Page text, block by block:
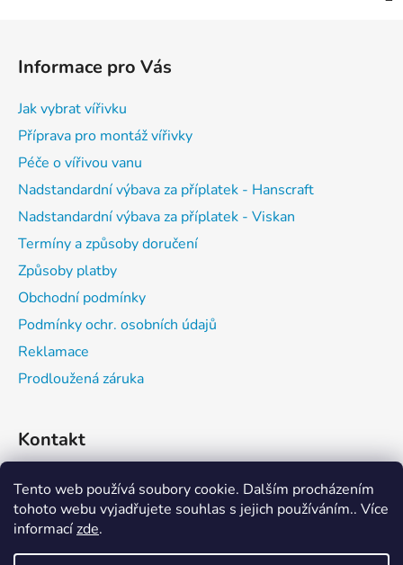
Tento web používá soubory cookie. Dalším procházením
tohoto webu vyjadřujete souhlas s jejich používáním.. Více
informacízde.
Informace pro Vás
Jak vybrat vířivku
Příprava pro montáž vířivky
Péče o vířivou vanu
Nadstandardní výbava za příplatek - Hanscraft
Nadstandardní výbava za příplatek - Viskan
Termíny a způsoby doručení
Způsoby platby
Obchodní podmínky
Podmínky ochr. osobních údajů
Reklamace
Prodloužená záruka
Kontakt
expedice@vitalwell.cz
608742111